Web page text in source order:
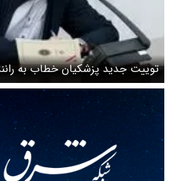
توییت جدید پزشکیان خطاب به